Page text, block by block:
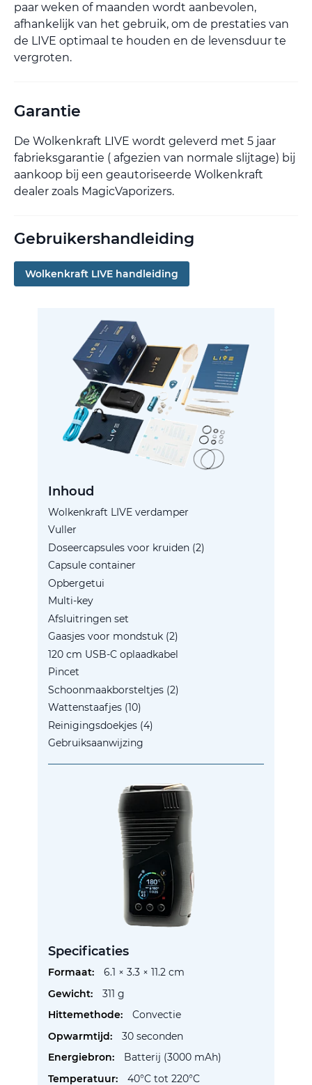
paar weken of maanden wordt aanbevolen,
afhankelijk van het gebruik, om de prestaties van
de LIVE optimaal te houden en de levensduur te
vergroten.
Garantie
De Wolkenkraft LIVE wordt geleverd met 5 jaar
fabrieksgarantie ( afgezien van normale slijtage) bij
aankoop bij een geautoriseerde Wolkenkraft
dealer zoals MagicVaporizers.
Gebruikershandleiding
Wolkenkraft LIVE handleiding
Inhoud
Wolkenkraft LIVE verdamper
Vuller
Doseercapsules voor kruiden (2)
Capsule container
Opbergetui
Multi-key
Afsluitringen set
Gaasjes voor mondstuk (2)
120 cm USB-C oplaadkabel
Pincet
Schoonmaakborsteltjes (2)
Wattenstaafjes (10)
Reinigingsdoekjes (4)
Gebruiksaanwijzing
Specificaties
Meer
6.1 × 3.3 × 11.2 cm
311 g
Convectie
30 seconden
Batterij (3000 mAh)
40°C tot 220°C